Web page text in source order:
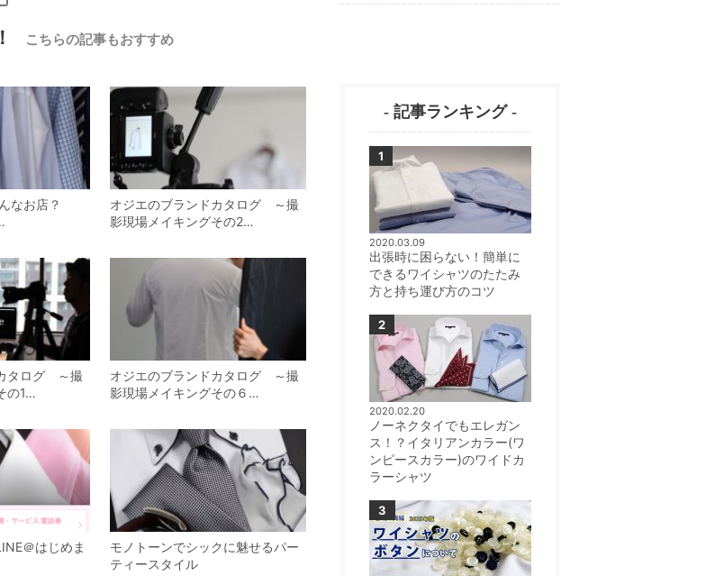
こちらの記事もおすすめ
んなお店？
オジエのブランドカタログ ～撮
影現場メイキングその2…
タログ ～撮
の1…
オジエのブランドカタログ ～撮
影現場メイキングその６…
＠はじめま
モノトーンでシックに魅せるパー
ティースタイル
- 記事ランキング -
2020.03.09
出張時に困らない！簡単に
できるワイシャツのたたみ
方と持ち運び方のコツ
2020.02.20
ノーネクタイでもエレガン
ス！？イタリアンカラー(ワ
ンピースカラー)のワイドカ
ラーシャツ